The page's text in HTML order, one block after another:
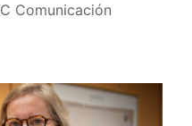
Comunicación